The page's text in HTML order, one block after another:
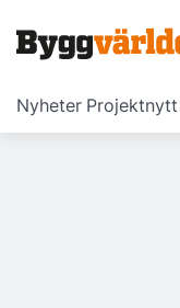
Nyheter Projektnytt